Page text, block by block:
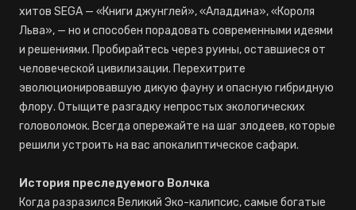
хитов SEGA — «Книги джунглей», «Аладдина», «Короля
Льва», — но и способен порадовать современными идеями
и решениями. Пробирайтесь через руины, оставшиеся от
человеческой цивилизации. Перехитрите
эволюционировавшую дикую фауну и опасную гибридную
флору. Отыщите разгадку непростых экологических
головоломок. Всегда опережайте на шаг злодеев, которые
решили устроить на вас апокалиптическое сафари.
История преследуемого Волчка
Когда разразился Великий Эко-калипсис, самые богатые